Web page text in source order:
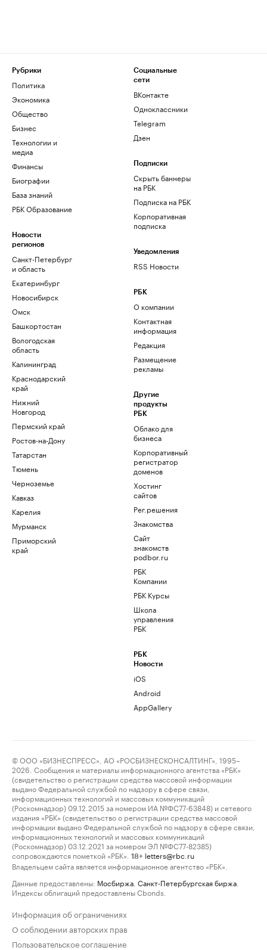
Рубрики
Политика
Экономика
Общество
Бизнес
Технологии и
медиа
Финансы
Биографии
База знаний
РБК Образование
Новости
регионов
Санкт-Петербург
и область
Екатеринбург
Новосибирск
Омск
Башкортостан
Вологодская
область
Калининград
Краснодарский
край
Нижний
Новгород
Пермский край
Ростов-на-Дону
Татарстан
Тюмень
Черноземье
Кавказ
Карелия
Мурманск
Приморский
край
Социальные
сети
ВКонтакте
Одноклассники
Telegram
Дзен
Подписки
Скрыть баннеры
на РБК
Подписка на РБК
Корпоративная
подписка
Уведомления
RSS Новости
РБК
О компании
Контактная
информация
Редакция
Размещение
рекламы
Другие
продукты
РБК
Облако для
бизнеса
Корпоративный
регистратор
доменов
Хостинг
сайтов
Рег.решения
Знакомства
Сайт
знакомств
podbor.ru
РБК
Компании
РБК Курсы
Школа
управления
РБК
РБК
Новости
iOS
Android
AppGallery
© ООО «БИЗНЕСПРЕСС», АО «РОСБИЗНЕСКОНСАЛТИНГ», 1995–
2026. Сообщения и материалы информационного агентства «РБК»
(свидетельство о регистрации средства массовой информации
выдано Федеральной службой по надзору в сфере связи,
информационных технологий и массовых коммуникаций
(Роскомнадзор) 09.12.2015 за номером ИА №ФС77-63848) и сетевого
издания «РБК» (свидетельство о регистрации средства массовой
информации выдано Федеральной службой по надзору в сфере связи,
информационных технологий и массовых коммуникаций
(Роскомнадзор) 03.12.2021 за номером ЭЛ №ФС77-82385)
сопровождаются пометкой «РБК».
18+ letters@rbc.ru
Владельцем сайта является информационное агентство «РБК».
Данные предоставлены: Мосбиржа Санкт-Петербургская биржа
Индексы облигаций предоставлены Cbonds.
Информация об ограничениях
О соблюдении авторских прав
Пользовательское соглашение